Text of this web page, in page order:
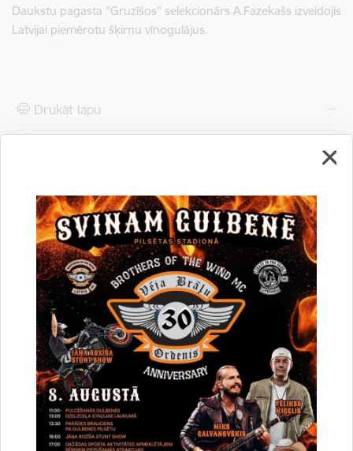
Daukstu pagasta "Gruzīšos" selekcionārs A.Fazekašs izveidojis
Latvijai piemērotu šķirņu vīnogulājus.
Drukāt lapu
Vai šī informācija bija noderīga?